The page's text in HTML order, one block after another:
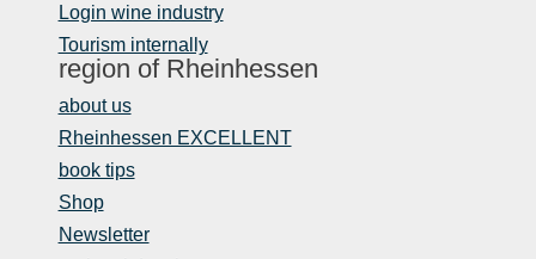
Login wine industry
Tourism internally
region of Rheinhessen
about us
Rheinhessen EXCELLENT
book tips
Shop
Newsletter